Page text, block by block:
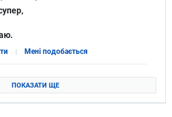
Мені подобається
ПОКАЗАТИ ЩЕ